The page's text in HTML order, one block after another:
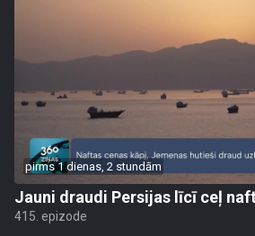
pirms 1 dienas, 2 stundām
Jauni draudi Persijas līcī ceļ
415. epizode